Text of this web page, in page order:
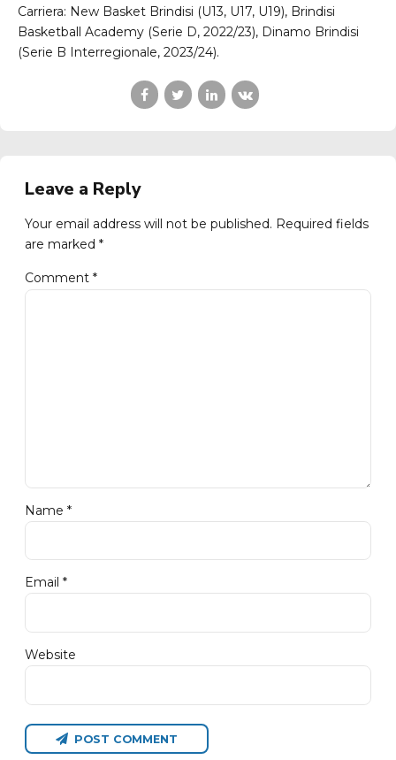
Carriera: New Basket Brindisi (U13, U17, U19), Brindisi
Basketball Academy (Serie D, 2022/23), Dinamo Brindisi
(Serie B Interregionale, 2023/24).
Leave a Reply
Your email address will not be published. Required fields
are marked *
Comment *
Name *
Email *
Website
POST COMMENT